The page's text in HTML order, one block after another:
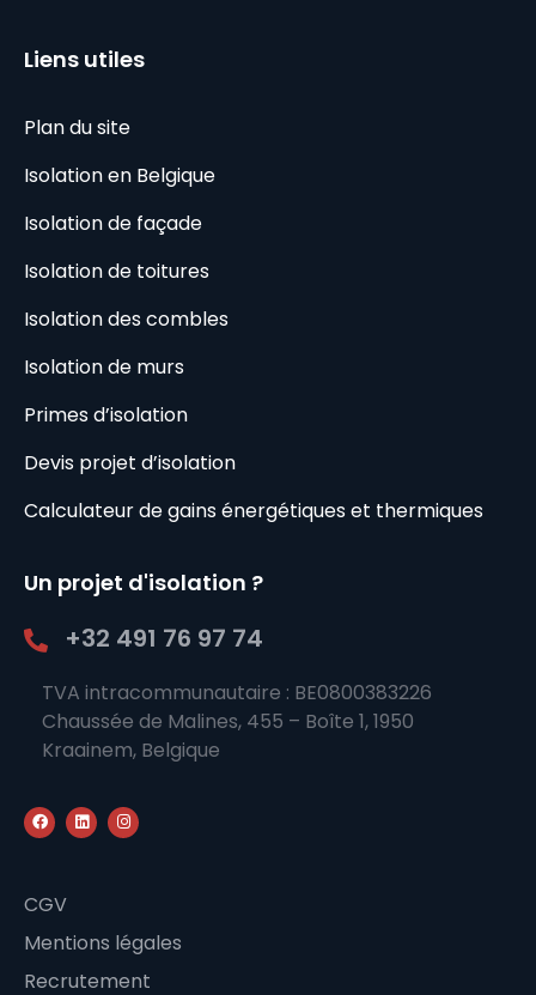
Liens utiles
Plan du site
Isolation en Belgique
Isolation de façade
Isolation de toitures
Isolation des combles
Isolation de murs
Primes d’isolation
Devis projet d’isolation
Calculateur de gains énergétiques et thermiques
Un projet d'isolation ?
+32 491 76 97 74
TVA intracommunautaire : BE0800383226
Chaussée de Malines, 455 – Boîte 1, 1950
Kraainem, Belgique
CGV
Mentions légales
Recrutement